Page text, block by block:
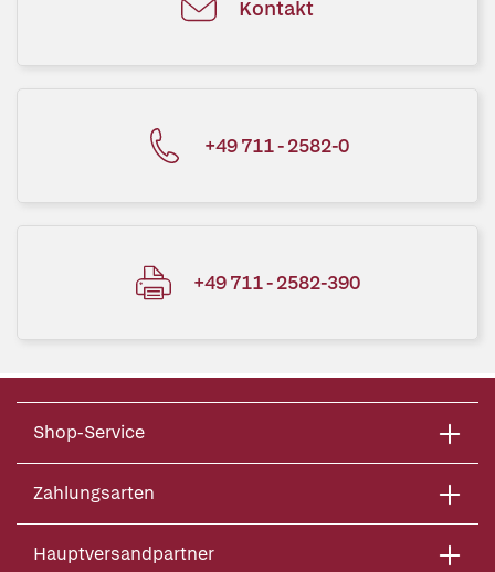
Kontakt
+49 711 - 2582-0
+49 711 - 2582-390
Shop-Service
Zahlungsarten
Hauptversandpartner